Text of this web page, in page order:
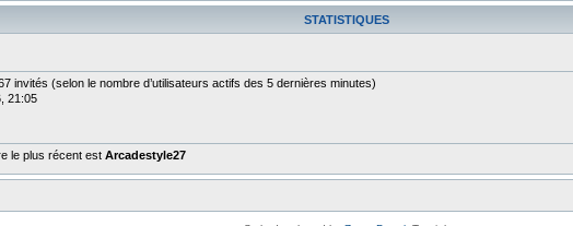
STATISTIQUES
invités (selon le nombre d’utilisateurs actifs des 5 dernières minutes)
21:05
le plus récent est Arcadestyle27